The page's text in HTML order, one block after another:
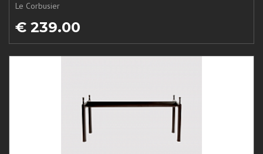
Le Corbusier
€ 239.00